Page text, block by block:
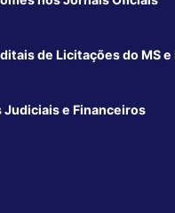
de Licitações do MS e
Judiciais e Financeiros